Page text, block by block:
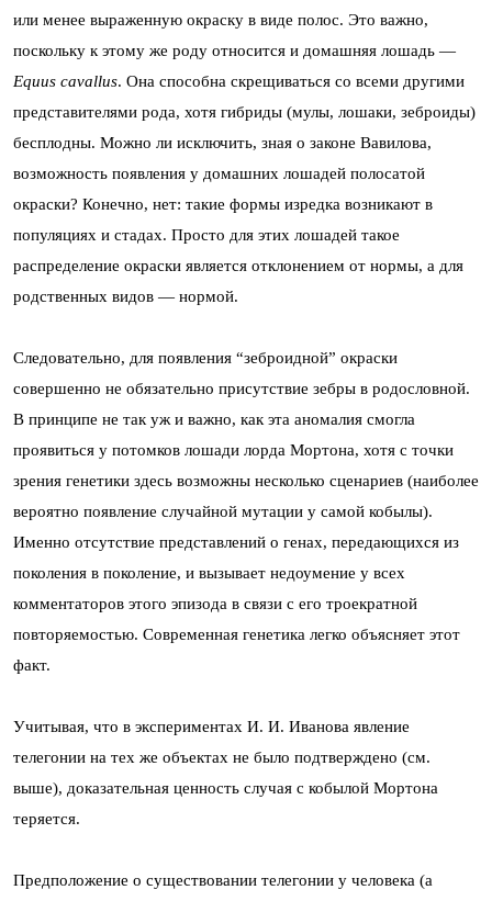
или менее выраженную окраску в виде полос. Это важно,
поскольку к этому же роду относится и домашняя лошадь —
Equus cavallus. Она способна скрещиваться со всеми другими
представителями рода, хотя гибриды (мулы, лошаки, зеброиды)
бесплодны. Можно ли исключить, зная о законе Вавилова,
возможность появления у домашних лошадей полосатой
окраски? Конечно, нет: такие формы изредка возникают в
популяциях и стадах. Просто для этих лошадей такое
распределение окраски является отклонением от нормы, а для
родственных видов — нормой.
Следовательно, для появления “зеброидной” окраски
совершенно не обязательно присутствие зебры в родословной.
В принципе не так уж и важно, как эта аномалия смогла
проявиться у потомков лошади лорда Мортона, хотя с точки
зрения генетики здесь возможны несколько сценариев (наиболее
вероятно появление случайной мутации у самой кобылы).
Именно отсутствие представлений о генах, передающихся из
поколения в поколение, и вызывает недоумение у всех
комментаторов этого эпизода в связи с его троекратной
повторяемостью. Современная генетика легко объясняет этот
факт.
Учитывая, что в экспериментах И. И. Иванова явление
телегонии на тех же объектах не было подтверждено (см.
выше), доказательная ценность случая с кобылой Мортона
теряется.
Предположение о существовании телегонии у человека (а